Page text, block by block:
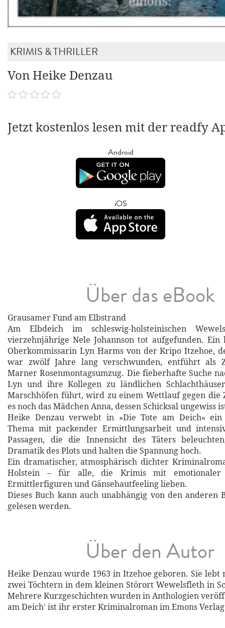
KRIMIS & THRILLER
Von Heike Denzau
Jetzt kostenlos lesen mit der readfy
Android
iOS
Über das eBook
Grausamer Fund am Elbstrand
Am Elbdeich im schleswig-holsteinischen
vierzehnjährige Nele Johannson tot aufgefunden.
Oberkommissarin Lyn Harms von der Kripo Itzehoe,
war zwölf Jahre lang verschwunden, entführt als
Marner Rosenmontagsumzug. Die fieberhafte Suche
Lyn und ihre Kollegen zu ländlichen
Marschhöfen führt, wird zu einem Wettlauf gegen die
es noch das Mädchen Anna, dessen Schicksal ungewiss
Heike Denzau verwebt in »Die Tote am Deich« ein
Thema mit packender Ermittlungsarbeit und
Passagen, die die Innensicht des Täters
Dramatik des Plots und halten die Spannung hoch.
Ein dramatischer, atmosphärisch dichter
Holstein – für alle, die Krimis mit emotionaler
Ermittlerfiguren und Gänsehautfeeling lieben.
Dieses Buch kann auch unabhängig von den anderen
gelesen werden.
Über den Autor
Heike Denzau wurde 1963 in Itzehoe geboren. Sie lebt
zwei Töchtern in dem kleinen Störort Wewelsfleth in
Mehrere Kurzgeschichten wurden in Anthologien
am Deich' ist ihr erster Kriminalroman im Emons